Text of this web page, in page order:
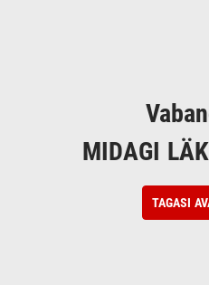
MIDAGI
TAGASI